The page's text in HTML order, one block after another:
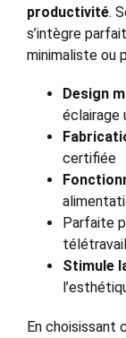
productivité.
s’intègre
minimaliste ou
Design
éclairage
certifiée
Parfaite
télétravail
Stimule
En choisissant